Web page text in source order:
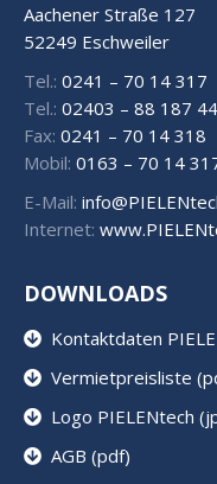
Aachener Straße 127
52249 Eschweiler
Tel.: 0241 – 70 14 317
Tel.: 02403 – 88 187 44
Fax: 0241 – 70 14 318
Mobil: 0163 – 70 14
E-Mail:
Internet:
DOWNLOADS
Kontaktdaten
Vermietpreisliste
Logo PIELENtech
AGB (pdf)